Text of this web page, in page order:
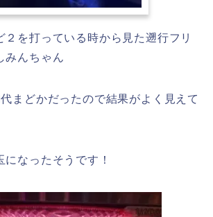
２を打っている時から見た遡行フリ
みんちゃん
まどかだったので結果がよく見えて
なったそうです！